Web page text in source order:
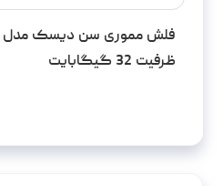
ظرفیت 32 گیگابایت